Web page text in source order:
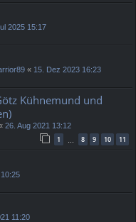
2025 15:17
« 15. Dez 2023 16:23
Kühnemund und
26. Aug 2021 13:12
1 8 9 10 11
11:20